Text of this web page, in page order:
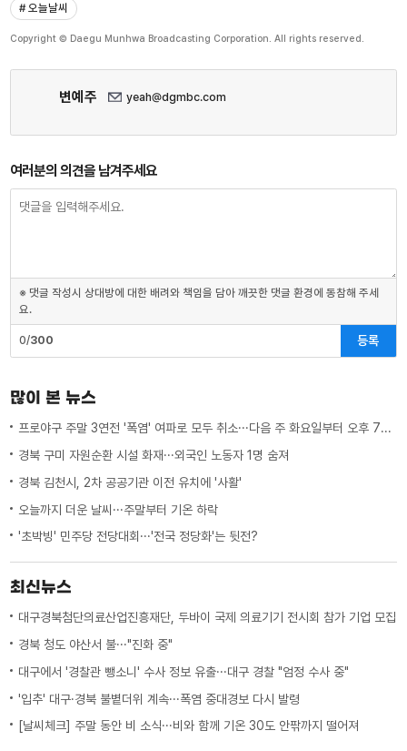
# 오늘날씨
Copyright © Daegu Munhwa Broadcasting Corporation. All rights reserved.
변예주 yeah@dgmbc.com
여러분의 의견을 남겨주세요
※ 댓글 작성시 상대방에 대한 배려와 책임을 담아 깨끗한 댓글 환경에 동참해 주세
요.
0/300 등록
많이 본 뉴스
프로야구 주말 3연전 '폭염' 여파로 모두 취소···다음 주 화요일부터 오후 7시 시작
경북 구미 자원순환 시설 화재···외국인 노동자 1명 숨져
경북 김천시, 2차 공공기관 이전 유치에 '사활'
오늘까지 더운 날씨···주말부터 기온 하락
'초박빙' 민주당 전당대회···'전국 정당화'는 뒷전?
최신뉴스
대구경북첨단의료산업진흥재단, 두바이 국제 의료기기 전시회 참가 기업 모집
경북 청도 야산서 불···"진화 중"
대구에서 '경찰관 뺑소니' 수사 정보 유출···대구 경찰 "엄정 수사 중"
'입추' 대구·경북 불볕더위 계속···폭염 중대경보 다시 발령
[날씨체크] 주말 동안 비 소식···비와 함께 기온 30도 안팎까지 떨어져